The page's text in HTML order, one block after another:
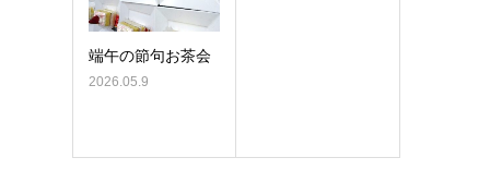
端午の節句お茶会
2026.05.9